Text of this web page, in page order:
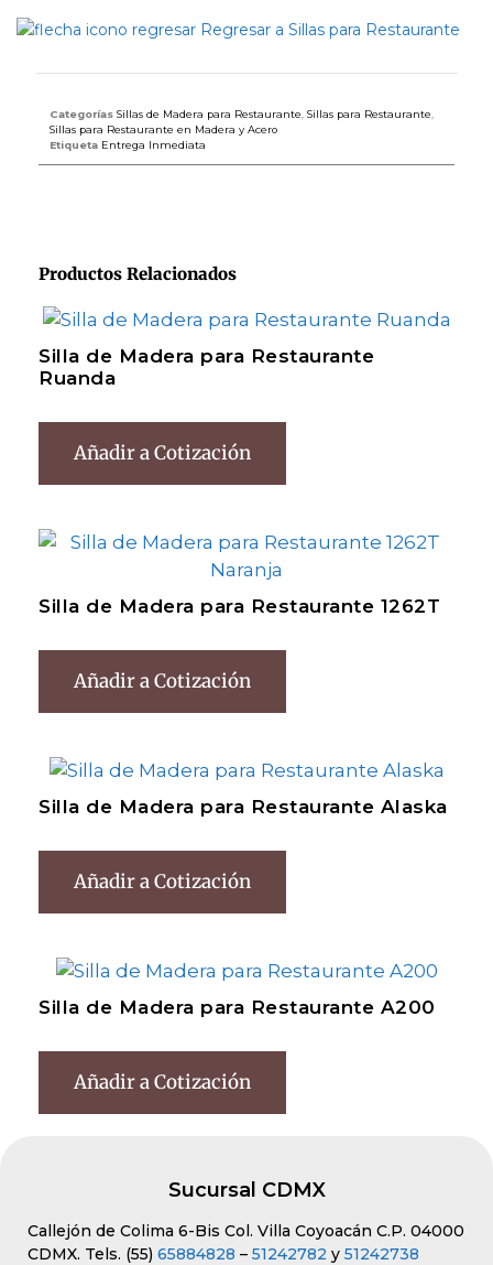
Regresar a Sillas para Restaurante
Categorías Sillas de Madera para Restaurante Sillas para Restaurante
Sillas para Restaurante en Madera y Acero
Etiqueta Entrega Inmediata
Productos Relacionados
Silla de Madera para Restaurante
Ruanda
Añadir a Cotización
Silla de Madera para Restaurante 1262T
Añadir a Cotización
Silla de Madera para Restaurante Alaska
Añadir a Cotización
Silla de Madera para Restaurante A200
Añadir a Cotización
Sucursal CDMX
Callejón de Colima 6-Bis Col. Villa Coyoacán C.P. 04000
CDMX. Tels. (55) 65884828 – 51242782 y 51242738